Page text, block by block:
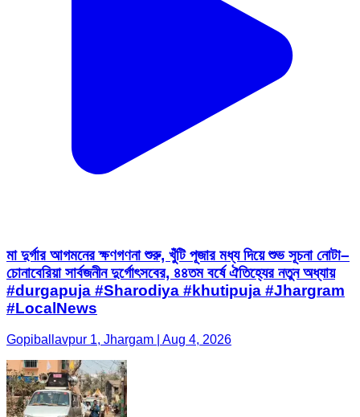
মা দুর্গার আগমনের ক্ষণগণনা শুরু, খুঁটি পূজার মধ্য দিয়ে শুভ সূচনা নোটা–
চোনাবেরিয়া সার্বজনীন দুর্গোৎসবের, ৪৪তম বর্ষে ঐতিহ্যের নতুন অধ্যায়
#durgapuja #Sharodiya #khutipuja #Jhargram
#LocalNews
Gopiballavpur 1, Jhargam | Aug 4, 2026